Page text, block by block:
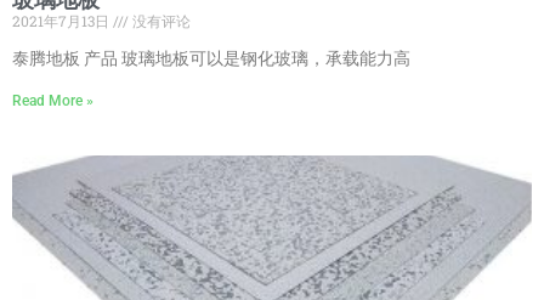
2021年7月13日
没有评论
泰腾地板 产品 玻璃地板可以是钢化玻璃，承载能力高
Read More »